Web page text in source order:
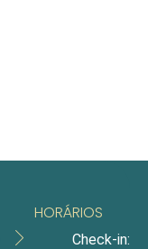
HORÁRIOS
Check-in: